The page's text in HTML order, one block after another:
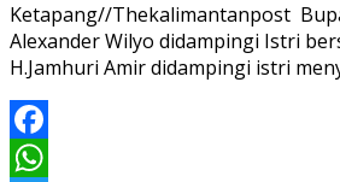
Ketapang//Thekalimantanpost
Alexander Wilyo didampingi Istri
H.Jamhuri Amir didampingi istri
Facebook